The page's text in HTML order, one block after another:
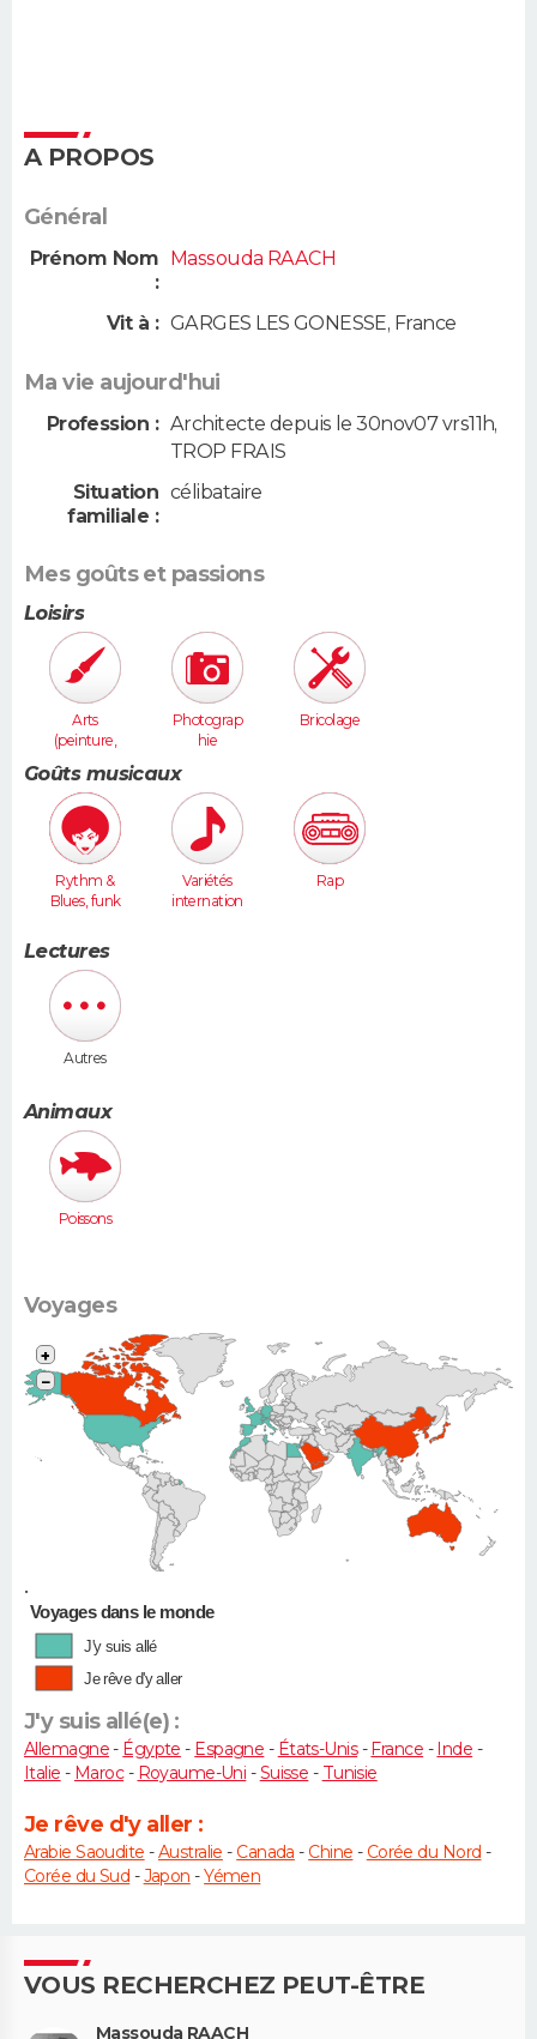
A PROPOS
Général
Prénom Nom
:
Massouda RAACH
Vit à : GARGES LES GONESSE, France
Ma vie aujourd'hui
Profession : Architecte depuis le 30nov07 vrs11h,
TROP FRAIS
Situation
familiale :
célibataire
Mes goûts et passions
Loisirs
Arts
(peinture,
sculpture...
)
Photograp
hie
Bricolage
Goûts musicaux
Rythm &
Blues, funk
Variétés
internation
Rap
Lectures
Autres
Animaux
Poissons
Voyages
•
+
−
Voyages dans le monde
J'y suis allé
Je rêve d'y aller
J'y suis allé(e) :
Allemagne- Égypte - Espagne - États-Unis-France -Inde -
Italie - Maroc- Royaume-Uni -Suisse - Tunisie
Je rêve d'y aller :
Arabie Saoudite -Australie - Canada - Chine - Corée du Nord -
Corée du Sud -Japon -Yémen
VOUS RECHERCHEZ PEUT-ÊTRE
Massouda RAACH